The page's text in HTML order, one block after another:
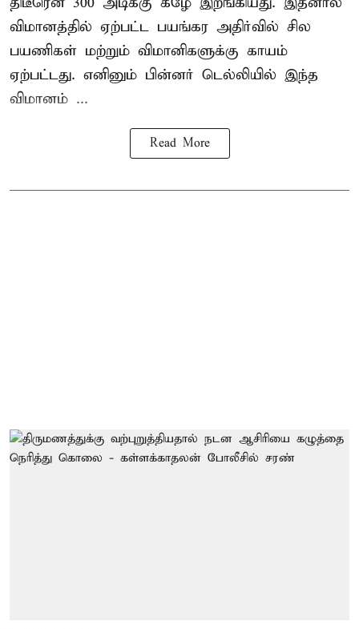
விமானத்தில் ஏற்பட்ட பயங்கர அதிர்வில் சில
பயணிகள் மற்றும் விமானிகளுக்கு காயம்
ஏற்பட்டது. எனினும் பின்னர் டெல்லியில் இந்த
விமானம் ...
Read More